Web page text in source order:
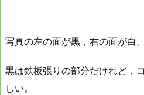
写真の左の面が黒，右の面が白。
黒は鉄板張りの部分だけれど，
しい。